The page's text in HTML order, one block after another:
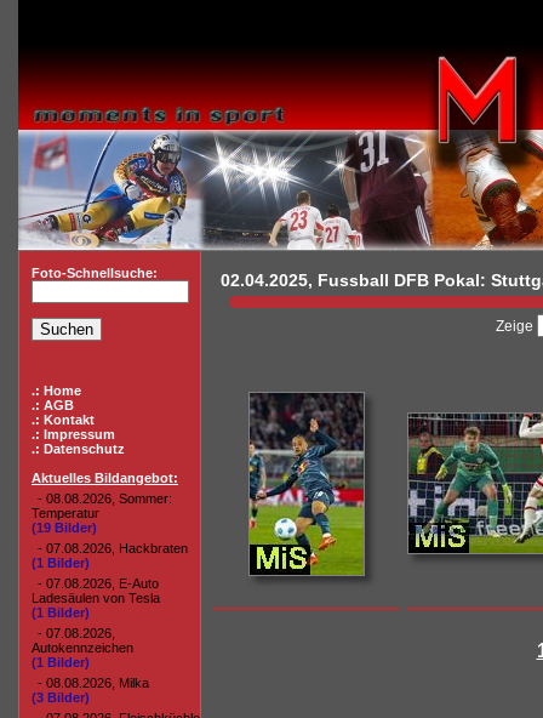
Foto-Schnellsuche:
.: Home
.: AGB
.: Kontakt
.: Impressum
.: Datenschutz
Aktuelles Bildangebot:
- 08.08.2026, Sommer:
Temperatur
(19 Bilder)
- 07.08.2026, Hackbraten
(1 Bilder)
- 07.08.2026, E-Auto
Ladesäulen von Tesla
(1 Bilder)
- 07.08.2026,
Autokennzeichen
(1 Bilder)
- 08.08.2026, Milka
(3 Bilder)
02.04.2025, Fussball DFB Pokal:
Zeige